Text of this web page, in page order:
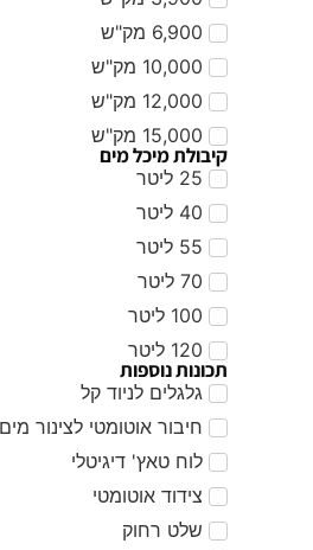
6,900 מק"ש
10,000 מק"ש
12,000 מק"ש
15,000 מק"ש
קיבולת מיכל מים
25 ליטר
40 ליטר
55 ליטר
70 ליטר
100 ליטר
120 ליטר
תכונות נוספות
גלגלים לניוד קל
חיבור אוטומטי לצינור מים
לוח טאץ' דיגיטלי
צידוד אוטומטי
שלט רחוק